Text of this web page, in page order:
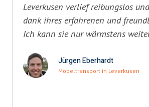
Leverkusen verlief reibungslos
dank ihres erfahrenen und
Ich kann sie nur wärmstens
Jürgen Eberhardt
Möbeltransport in Leverkusen